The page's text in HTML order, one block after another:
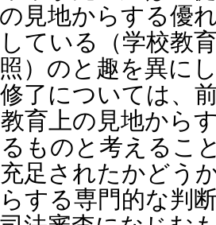
見地からする優
ている（学校教
）のと趣を異に
了については、
育上の見地から
ものと考えるこ
足されたかどう
する専門的な判